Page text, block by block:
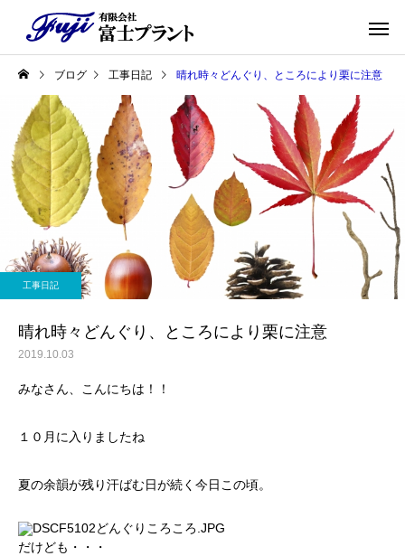
ブログ 工事日記 晴れ時々どんぐり、ところにより栗に注意
工事日記
晴れ時々どんぐり、ところにより栗に注意
2019.10.03
みなさん、こんにちは！！
１０月に入りましたね
夏の余韻が残り汗ばむ日が続く今日この頃。
だけども・・・